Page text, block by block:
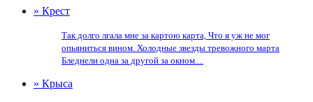
» Крест
Так долго лгала мне за картою карта, Что я уж не мог
опьяниться вином. Холодные звезды тревожного марта
Бледнели одна за другой за окном....
» Крыса